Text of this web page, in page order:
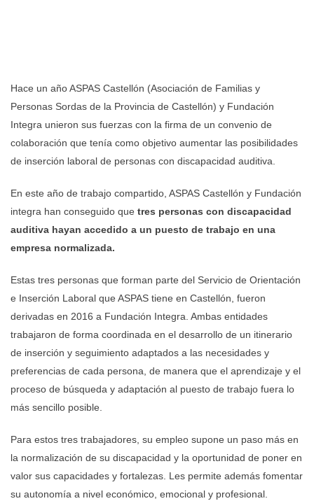
Hace un año ASPAS Castellón (Asociación de Familias y
Personas Sordas de la Provincia de Castellón) y Fundación
Integra unieron sus fuerzas con la firma de un convenio de
colaboración que tenía como objetivo aumentar las posibilidades
de inserción laboral de personas con discapacidad auditiva.
En este año de trabajo compartido, ASPAS Castellón y Fundación
integra han conseguido que tres personas con discapacidad
auditiva hayan accedido a un puesto de trabajo en una
empresa normalizada.
Estas tres personas que forman parte del Servicio de Orientación
e Inserción Laboral que ASPAS tiene en Castellón, fueron
derivadas en 2016 a Fundación Integra. Ambas entidades
trabajaron de forma coordinada en el desarrollo de un itinerario
de inserción y seguimiento adaptados a las necesidades y
preferencias de cada persona, de manera que el aprendizaje y el
proceso de búsqueda y adaptación al puesto de trabajo fuera lo
más sencillo posible.
Para estos tres trabajadores, su empleo supone un paso más en
la normalización de su discapacidad y la oportunidad de poner en
valor sus capacidades y fortalezas. Les permite además fomentar
su autonomía a nivel económico, emocional y profesional.